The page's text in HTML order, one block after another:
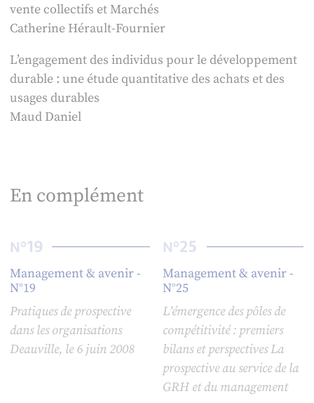
vente collectifs et Marchés
Catherine Hérault-Fournier
L’engagement des individus pour le développement
durable : une étude quantitative des achats et des
usages durables
Maud Daniel
En complément
N°19
Management & avenir -
N°19
Pratiques de prospective
dans les organisations
Deauville, le 6 juin 2008
N°25
Management & avenir -
N°25
L’émergence des pôles de
compétitivité : premiers
bilans et perspectives La
prospective au service de la
GRH et du management